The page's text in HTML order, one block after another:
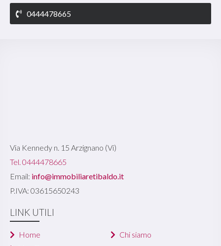
0444478665
Via Kennedy n. 15 Arzignano (Vi)
Tel. 0444478665
Email: info@immobiliaretibaldo.it
P.IVA: 03615650243
LINK UTILI
Home
Chi siamo